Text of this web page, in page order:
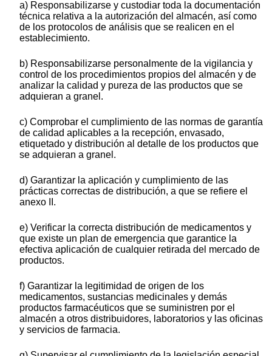
a) Responsabilizarse y custodiar toda la documentación
técnica relativa a la autorización del almacén, así como
de los protocolos de análisis que se realicen en el
establecimiento.
b) Responsabilizarse personalmente de la vigilancia y
control de los procedimientos propios del almacén y de
analizar la calidad y pureza de las productos que se
adquieran a granel.
c) Comprobar el cumplimiento de las normas de garantía
de calidad aplicables a la recepción, envasado,
etiquetado y distribución al detalle de los productos que
se adquieran a granel.
d) Garantizar la aplicación y cumplimiento de las
prácticas correctas de distribución, a que se refiere el
anexo II.
e) Verificar la correcta distribución de medicamentos y
que existe un plan de emergencia que garantice la
efectiva aplicación de cualquier retirada del mercado de
productos.
f) Garantizar la legitimidad de origen de los
medicamentos, sustancias medicinales y demás
productos farmacéuticos que se suministren por el
almacén a otros distribuidores, laboratorios y las oficinas
y servicios de farmacia.